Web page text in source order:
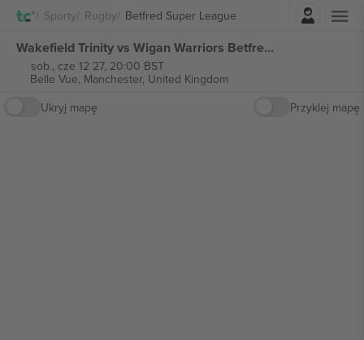
Sporty Rugby Betfred Super League
Zaloguj sie
Wakefield Trinity vs Wigan Warriors Betfred Super League biletów
sob., cze 12 27, 20:00 BST
Belle Vue, Manchester, United Kingdom
Ukryj mapę
Przyklej mapę